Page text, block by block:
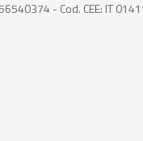
- Cod. CEE: IT